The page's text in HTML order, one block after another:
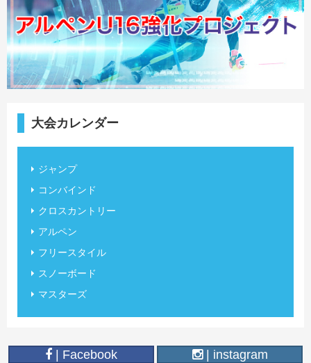
大会カレンダー
ジャンプ
コンバインド
クロスカントリー
アルペン
フリースタイル
スノーボード
マスターズ
| Facebook | instagram